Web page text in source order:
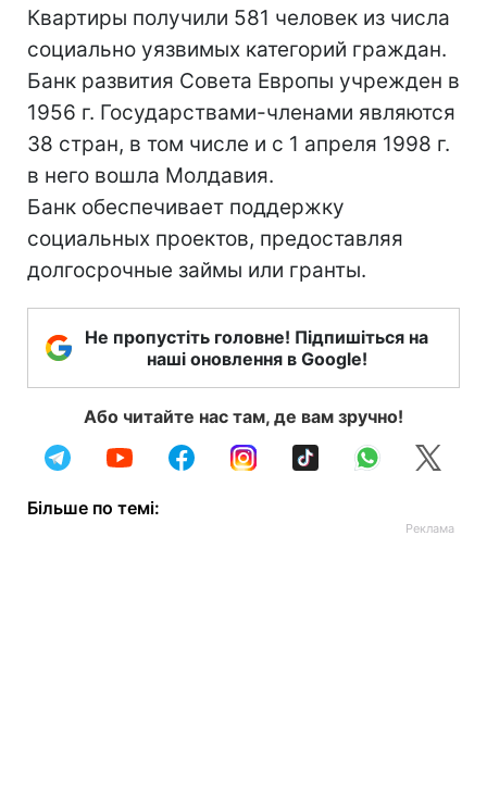
Квартиры получили 581 человек из числа
социально уязвимых категорий граждан.
Банк развития Совета Европы учрежден в
1956 г. Государствами-членами являются
38 стран, в том числе и с 1 апреля 1998 г.
в него вошла Молдавия.
Банк обеспечивает поддержку
социальных проектов, предоставляя
долгосрочные займы или гранты.
Не пропустіть головне! Підпишіться на
наші оновлення в Google!
Або читайте нас там, де вам зручно!
Більше по темі: